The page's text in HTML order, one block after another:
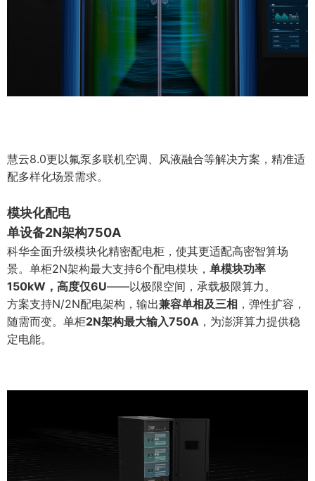
慧云8.0更以氟泵多联机空调、风液融合等解决方案，精准适
配多样化场景需求。
模块化配电
单设备2N架构750A
科华全面升级模块化精密配电柜，使其更适配高密智算场
景。单柜2N架构最大支持6个配电模块， 单模块功率
150kW，高度仅6U——以极限空间，承载极限算力。
方案支持N/2N配电架构，输出兼容单相及三相 ，弹性扩容，
随需而变。单柜2N架构最大输入750A ，为澎湃算力提供稳
定电能。